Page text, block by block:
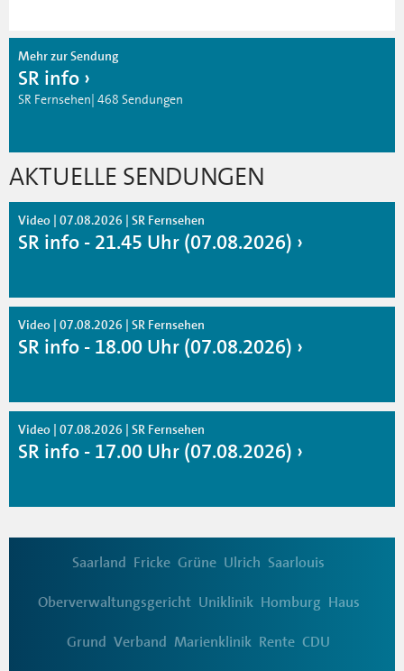
Mehr zur Sendung
SR info
SR Fernsehen| 468 Sendungen
AKTUELLE SENDUNGEN
Video | 07.08.2026 | SR Fernsehen
SR info - 21.45 Uhr (07.08.2026)
Video | 07.08.2026 | SR Fernsehen
SR info - 18.00 Uhr (07.08.2026)
Video | 07.08.2026 | SR Fernsehen
SR info - 17.00 Uhr (07.08.2026)
Saarland Fricke Grüne Ulrich Saarlouis
Oberverwaltungsgericht Uniklinik Homburg Haus
Grund Verband Marienklinik Rente CDU